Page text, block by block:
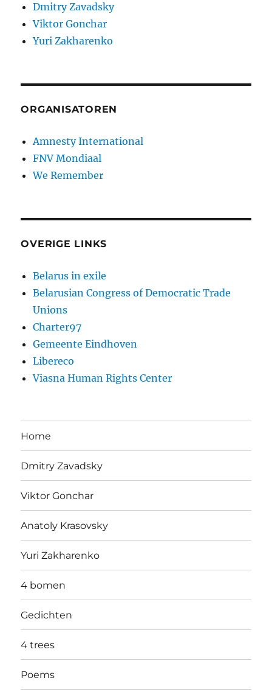
Dmitry Zavadsky
Viktor Gonchar
Yuri Zakharenko
ORGANISATOREN
Amnesty International
FNV Mondiaal
We Remember
OVERIGE LINKS
Belarus in exile
Belarusian Congress of Democratic Trade
Unions
Charter97
Gemeente Eindhoven
Libereco
Viasna Human Rights Center
Home
Dmitry Zavadsky
Viktor Gonchar
Anatoly Krasovsky
Yuri Zakharenko
4 bomen
Gedichten
4 trees
Poems